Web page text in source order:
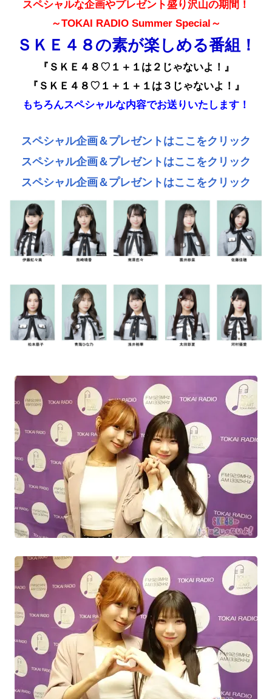
スペシャルな企画やプレゼント盛り沢山の期間！
～TOKAI RADIO Summer Special～
ＳＫＥ４８の素が楽しめる番組！
『ＳＫＥ４８♡１＋１は２じゃないよ！』
『ＳＫＥ４８♡１＋１＋１は３じゃないよ！』
もちろんスペシャルな内容でお送りいたします！
スペシャル企画＆プレゼントはここをクリック
スペシャル企画＆プレゼントはここをクリック
スペシャル企画＆プレゼントはここをクリック